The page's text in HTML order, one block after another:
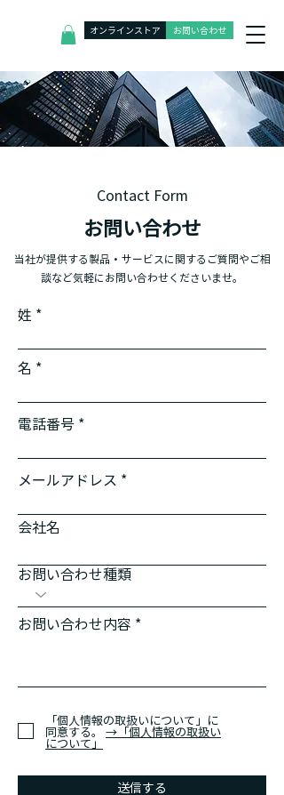
オンラインストア お問い合わせ
Contact Form
お問い合わせ
当社が提供する製品・サービスに関するご質問やご相
談など気軽にお問い合わせくださいませ。
姓
名
電話番号
メールアドレス
会社名
お問い合わせ種類
お問い合わせ内容
「個人情報の取扱いについて」に
同意する。→「個人情報の取扱い
について」
送信する